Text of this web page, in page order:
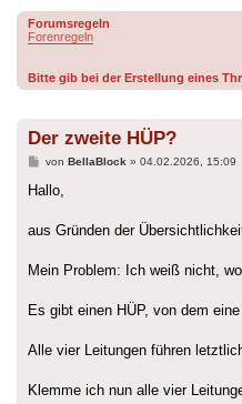
Forumsregeln
Forenregeln
Bitte gib bei der Erstellung eines
Der zweite HÜP?
Beitrag
von BellaBlock » 04.02.2026, 15:09
Hallo,
aus Gründen der
Mein Problem: Ich weiß nicht,
Es gibt einen HÜP, von dem
Alle vier Leitungen führen
Klemme ich nun alle vier